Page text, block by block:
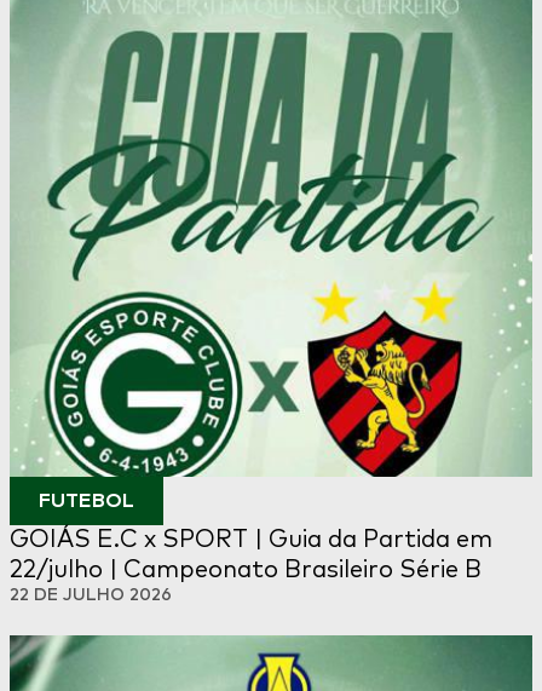
FUTEBOL
GOIÁS E.C x SPORT | Guia da Partida em
22/julho | Campeonato Brasileiro Série B
22 DE JULHO 2026